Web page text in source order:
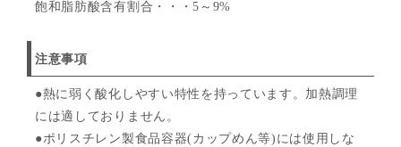
飽和脂肪酸含有割合・・・5～9%
注意事項
●熱に弱く酸化しやすい特性を持っています。加熱調理
には適しておりません。
●ポリスチレン製食品容器(カップめん等)には使用しな